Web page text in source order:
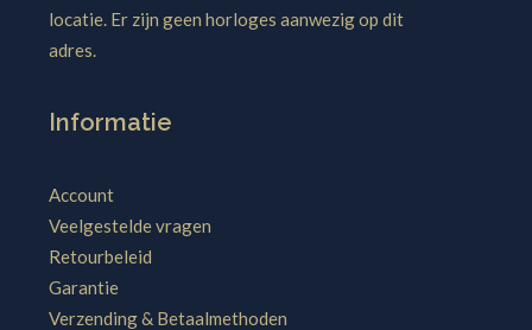
locatie. Er zijn geen horloges aanwezig op dit
adres.
Informatie
Account
Veelgestelde vragen
Retourbeleid
Garantie
Verzending & Betaalmethoden